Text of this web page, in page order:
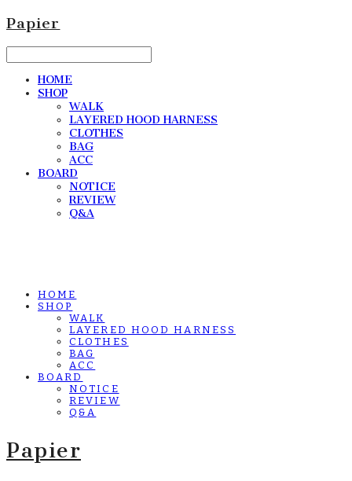
Papier
HOME
SHOP
WALK
LAYERED HOOD HARNESS
CLOTHES
BAG
ACC
BOARD
NOTICE
REVIEW
Q&A
HOME
SHOP
WALK
LAYERED HOOD HARNESS
CLOTHES
BAG
ACC
BOARD
NOTICE
REVIEW
Q&A
Papier